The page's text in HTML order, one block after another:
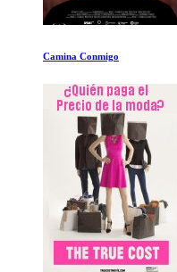
Camina Conmigo